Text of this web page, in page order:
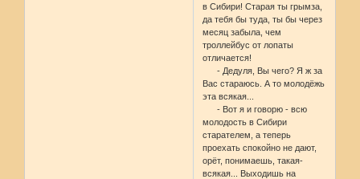
в Сибири! Старая ты грымза,
да тебя бы туда, ты бы через
месяц забыла, чем
троллейбус от лопаты
отличается!
- Дедуля, Вы чего? Я ж за
Вас стараюсь. А то молодёжь
эта всякая...
- Вот я и говорю - всю
молодость в Сибири
старателем, а теперь
проехать спокойно не дают,
орёт, понимаешь, такая-
всякая... Выходишь на